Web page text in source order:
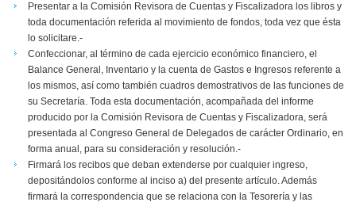
Presentar a la Comisión Revisora de Cuentas y Fiscalizadora los libros y
toda documentación referida al movimiento de fondos, toda vez que ésta
lo solicitare.-
Confeccionar, al término de cada ejercicio económico financiero, el
Balance General, Inventario y la cuenta de Gastos e Ingresos referente a
los mismos, así como también cuadros demostrativos de las funciones de
su Secretaría. Toda esta documentación, acompañada del informe
producido por la Comisión Revisora de Cuentas y Fiscalizadora, será
presentada al Congreso General de Delegados de carácter Ordinario, en
forma anual, para su consideración y resolución.-
Firmará los recibos que deban extenderse por cualquier ingreso,
depositándolos conforme al inciso a) del presente artículo. Además
firmará la correspondencia que se relaciona con la Tesorería y las